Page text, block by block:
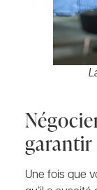
garantir
Une fois que